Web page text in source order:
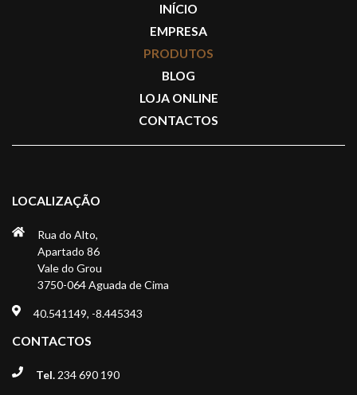
INÍCIO
EMPRESA
PRODUTOS
BLOG
LOJA ONLINE
CONTACTOS
LOCALIZAÇÃO
Rua do Alto,
Apartado 86
Vale do Grou
3750-064 Aguada de Cima
40.541149, -8.445343
CONTACTOS
Tel. 234 690 190